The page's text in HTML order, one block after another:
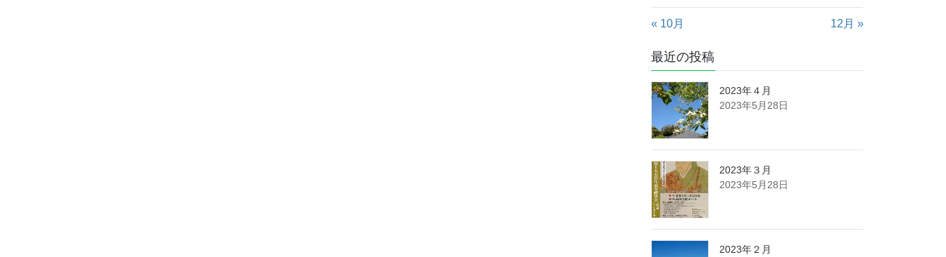
« 10月 12月 »
最近の投稿
2023年４月
2023年5月28日
2023年３月
2023年5月28日
2023年２月